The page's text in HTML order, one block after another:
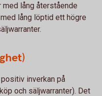
lång återstående
lång löptid ett högre
inverkan på
och säljwarranter). Det